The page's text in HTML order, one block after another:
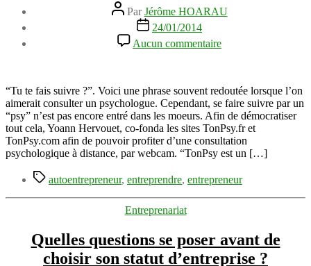
Auteur
de
l’article
ParJérôme HOARAU
Date
l’article
24/01/2014
Aucun commentaire
Consulter
par
webcam
grâce
à
TonPsy
de
Hervouet
“Tu te fais suivre ?”. Voici une phrase souvent redoutée lorsque l’on
aimerait consulter un psychologue. Cependant, se faire suivre par un
“psy” n’est pas encore entré dans les moeurs. Afin de démocratiser
tout cela, Yoann Hervouet, co-fonda les sites TonPsy.fr et
TonPsy.com afin de pouvoir profiter d’une consultation
psychologique à distance, par webcam. “TonPsy est un […]
Étiquettes
autoentrepreneur, entreprendre, entrepreneur
Catégories
Entreprenariat
Quelles questions se poser avant de
choisir son statut d’entreprise ?